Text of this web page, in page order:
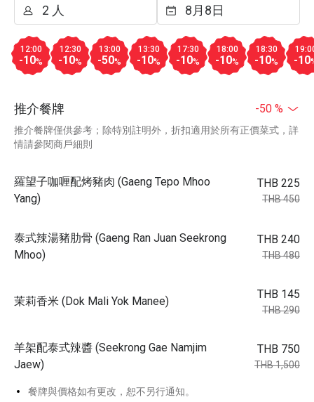
12:00
-10%
12:30
-10%
13:00
-50%
13:30
-10%
17:30
-10%
18:00
-10%
18:30
-10% -10
推介餐牌 -50 %
推介餐牌僅供參考；除特別註明外，折扣適用於所有正價菜式，詳
情請參閱商戶細則
羅望子咖喱配烤豬肉 (Gaeng Tepo Mhoo
Yang)
THB 225
THB 450
泰式辣湯豬肋骨 (Gaeng Ran Juan Seekrong
Mhoo)
THB 240
THB 480
茉莉香米 (Dok Mali Yok Manee)
THB 145
THB 290
羊架配泰式辣醬 (Seekrong Gae Namjim
Jaew)
THB 750
THB 1,500
餐牌與價格如有更改，恕不另行通知。